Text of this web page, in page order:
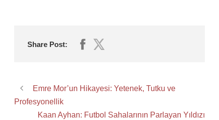
Share Post:
Emre Mor’un Hikayesi: Yetenek, Tutku ve
Profesyonellik
Kaan Ayhan: Futbol Sahalarının Parlayan Yıldızı